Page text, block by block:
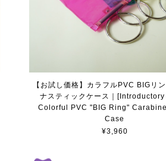
【お試し価格】カラフルPVC BIGリ
ナスティックケース｜
Colorful PVC "BIG Ring"
Case
¥3,960